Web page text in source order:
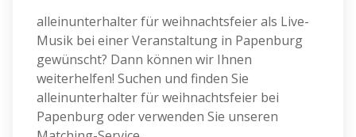
alleinunterhalter für weihnachtsfeier als Live-
Musik bei einer Veranstaltung in Papenburg
gewünscht? Dann können wir Ihnen
weiterhelfen! Suchen und finden Sie
alleinunterhalter für weihnachtsfeier bei
Papenburg oder verwenden Sie unseren